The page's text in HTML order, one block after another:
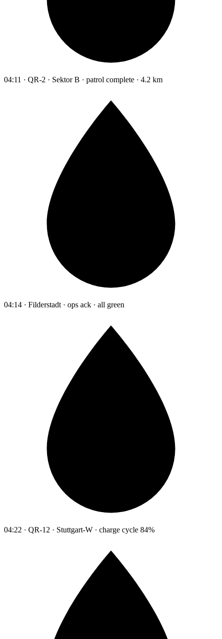
04:11 · QR-2 · Sektor B · patrol complete · 4.2 km
04:14 · Filderstadt · ops ack · all green
04:22 · QR-12 · Stuttgart-W · charge cycle 84%